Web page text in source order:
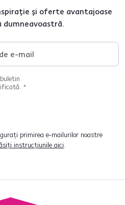
și oferte avantajoase
dumneavoastră.
*
primirea e-mailurilor noastre
instrucțiunile aici.